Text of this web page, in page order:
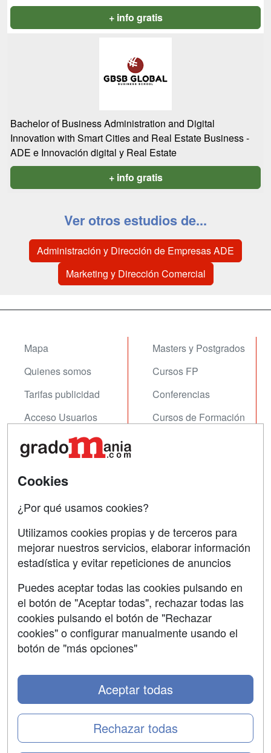
+ info gratis
Bachelor of Business Administration and Digital
Innovation with Smart Cities and Real Estate Business -
ADE e Innovación digital y Real Estate
+ info gratis
Ver otros estudios de...
Administración y Dirección de Empresas ADE
Marketing y Dirección Comercial
Mapa
Quienes somos
Tarifas publicidad
Acceso Usuarios
Acceso Centros
Masters y Postgrados
Cursos FP
Conferencias
Cursos de Formación
Contactar
Copyleft
Grupo formazion:
Cookies
¿Por qué usamos cookies?
Utilizamos cookies propias y de terceros para
mejorar nuestros servicios, elaborar información
estadística y evitar repeticiones de anuncios
Puedes aceptar todas las cookies pulsando en
el botón de "Aceptar todas", rechazar todas las
cookies pulsando el botón de "Rechazar
cookies" o configurar manualmente usando el
botón de "más opciones"
Rechazar todas
Aceptar todas